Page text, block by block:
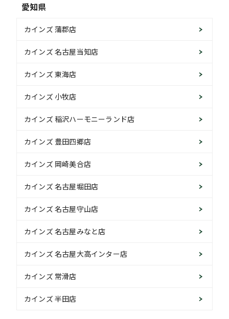
愛知県
カインズ 蒲郡店
カインズ 名古屋当知店
カインズ 東海店
カインズ 小牧店
カインズ 稲沢ハーモニーランド店
カインズ 豊田四郷店
カインズ 岡崎美合店
カインズ 名古屋堀田店
カインズ 名古屋守山店
カインズ 名古屋みなと店
カインズ 名古屋大高インター店
カインズ 常滑店
カインズ 半田店